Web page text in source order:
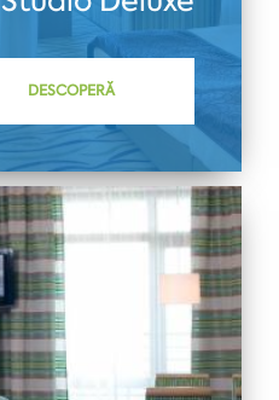
DESCOPERĂ